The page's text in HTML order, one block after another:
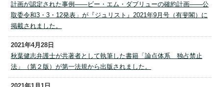
計画が認定された事例――ビー・エム・ダブリューの確約計画――公
取委令和3・3・12発表」が『ジュリスト』2021年9月号（有斐閣）に
掲載されました。
2021年4月28日
秋葉健志弁護士が共著者として執筆した書籍「論点体系 独占禁止
法」（第２版）が第一法規から出版されました。